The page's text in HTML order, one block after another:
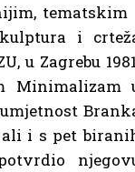
tematskim
i
u Zagrebu
Minimalizam
ali i s pet